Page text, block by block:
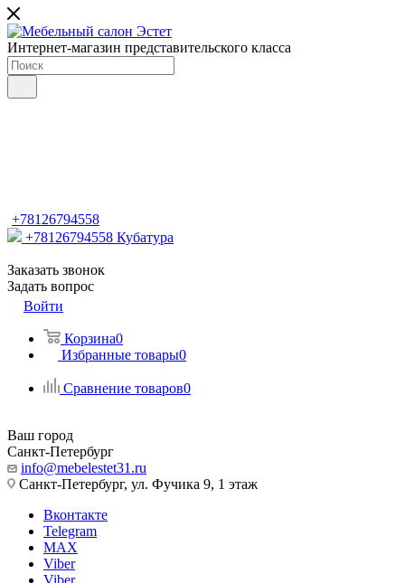
Интернет-магазин представительского класса
+78126794558
+78126794558 Кубатура
Заказать звонок
Задать вопрос
Войти
Корзина0
Избранные товары0
Сравнение товаров0
Ваш город
Санкт-Петербург
info@mebelestet31.ru
Санкт-Петербург, ул. Фучика 9, 1 этаж
Вконтакте
Telegram
MAX
Viber
Viber